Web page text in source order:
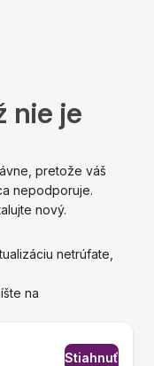
nie je
pretože váš
nepodporuje.
nový.
netrúfate,
na
Stiahnuť